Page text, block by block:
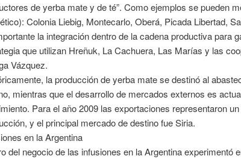
de yerba mate y de té”. Como ejemplos se pueden
Colonia Liebig, Montecarlo, Oberá, Picada Libertad,
la integración dentro de la cadena productiva para
que utilizan Hreñuk, La Cachuera, Las Marías y las
Vázquez.
la producción de yerba mate se destinó al
mientras que el desarrollo de mercados externos es
Para el año 2009 las exportaciones representaron
y el principal mercado de destino fue Siria.
en la Argentina
del negocio de las infusiones en la Argentina experimentó